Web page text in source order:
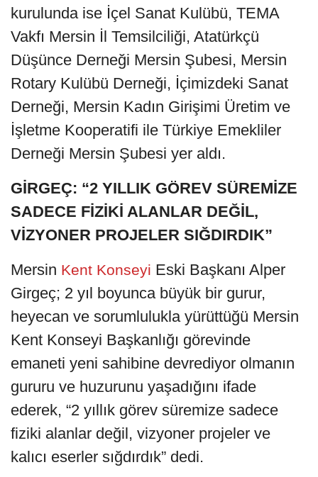
kurulunda ise İçel Sanat Kulübü, TEMA
Vakfı Mersin İl Temsilciliği, Atatürkçü
Düşünce Derneği Mersin Şubesi, Mersin
Rotary Kulübü Derneği, İçimizdeki Sanat
Derneği, Mersin Kadın Girişimi Üretim ve
İşletme Kooperatifi ile Türkiye Emekliler
Derneği Mersin Şubesi yer aldı.
GİRGEÇ: “2 YILLIK GÖREV SÜREMİZE
SADECE FİZİKİ ALANLAR DEĞİL,
VİZYONER PROJELER SIĞDIRDIK”
Mersin Kent Konseyi Eski Başkanı Alper
Girgeç; 2 yıl boyunca büyük bir gurur,
heyecan ve sorumlulukla yürüttüğü Mersin
Kent Konseyi Başkanlığı görevinde
emaneti yeni sahibine devrediyor olmanın
gururu ve huzurunu yaşadığını ifade
ederek, “2 yıllık görev süremize sadece
fiziki alanlar değil, vizyoner projeler ve
kalıcı eserler sığdırdık” dedi.